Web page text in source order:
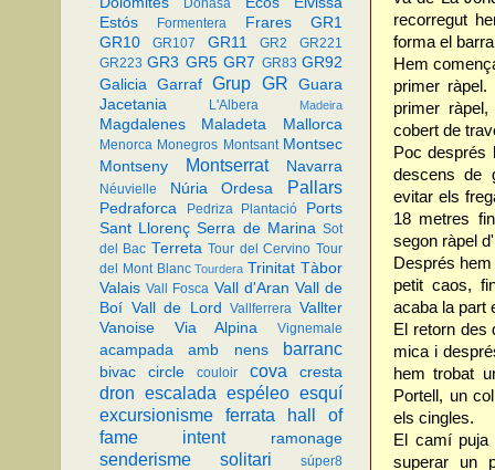
recorregut
forma el
Hem
primer
primer
cobert de
Poc després
descens de
evitar els
18 metres
segon ràpel
Després
petit caos,
acaba la part
El retorn des
mica i
hem trobat
Portell, un
els cingles.
El camí
superar un
Donasà
Estós
Formentera Frares
GR1
GR10
GR107 GR11 GR2
GR221
GR223 GR3 GR5 GR7 GR83 GR92
Galicia
Garraf Grup GR
Guara
Jacetania
L'Albera Madeira
Magdalenes Maladeta Mallorca
Menorca Monegros Montsant Montsec
Montseny
Montserrat Navarra
Néuvielle Núria Ordesa Pallars
Pedraforca Pedriza Plantació
Ports
Sant Llorenç Serra de Marina Sot
del Bac Terreta Tour del Cervino Tour
del Mont Blanc Tourdera Trinitat Tàbor
Valais Vall Fosca Vall d'Aran Vall de
Boí Vall de Lord Vallferrera Vallter
Vanoise
Via Alpina Vignemale
acampada amb nens barranc
bivac circle couloir cova cresta
dron escalada espéleo esquí
excursionisme
ferrata
hall of
fame
intent ramonage
senderisme solitari súper8